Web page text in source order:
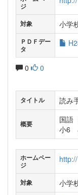
ジ
対象 小学
ＰＤＦデー
タ
0 0
タイトル 読み
概要
国語
小6
ホームペー
ジ
http://
対象 小学